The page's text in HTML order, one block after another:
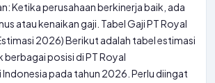
Ketika perusahaan berkinerja baik, ada
atau kenaikan gaji. Tabel Gaji PT Royal
2026) Berikut adalah tabel estimasi
berbagai posisi di PT Royal
Indonesia pada tahun 2026. Perlu diingat